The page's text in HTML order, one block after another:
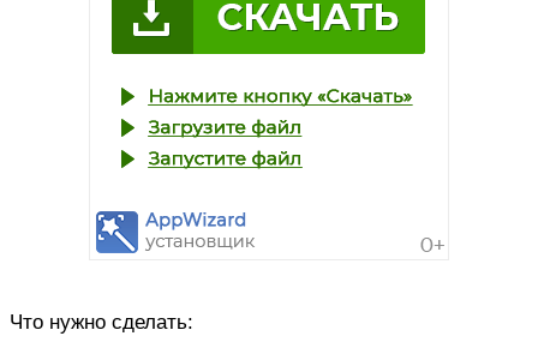
Что нужно сделать: